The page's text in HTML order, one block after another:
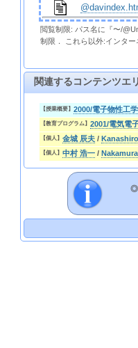
閲覧制限: パス名に『〜/
制限． これら以外:インター
関連するコンテンツエ
【授業概要】2000/電子物性工
【教育プログラム】2001/電気電
【個人】金城 辰夫 /
【個人】中村 浩一 /
◎